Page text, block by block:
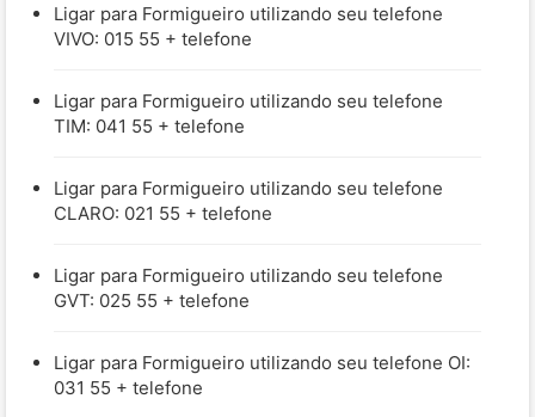
Ligar para Formigueiro utilizando seu telefone
VIVO: 015 55 + telefone
Ligar para Formigueiro utilizando seu telefone
TIM: 041 55 + telefone
Ligar para Formigueiro utilizando seu telefone
CLARO: 021 55 + telefone
Ligar para Formigueiro utilizando seu telefone
GVT: 025 55 + telefone
Ligar para Formigueiro utilizando seu telefone OI:
031 55 + telefone